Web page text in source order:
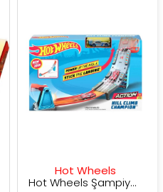
Hot Wheels
Hot Wheels Şampiyonluk Parkuru Yarış Pisti GBF81